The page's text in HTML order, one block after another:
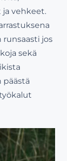
ja vehkeet.
jos
sekä
päästä